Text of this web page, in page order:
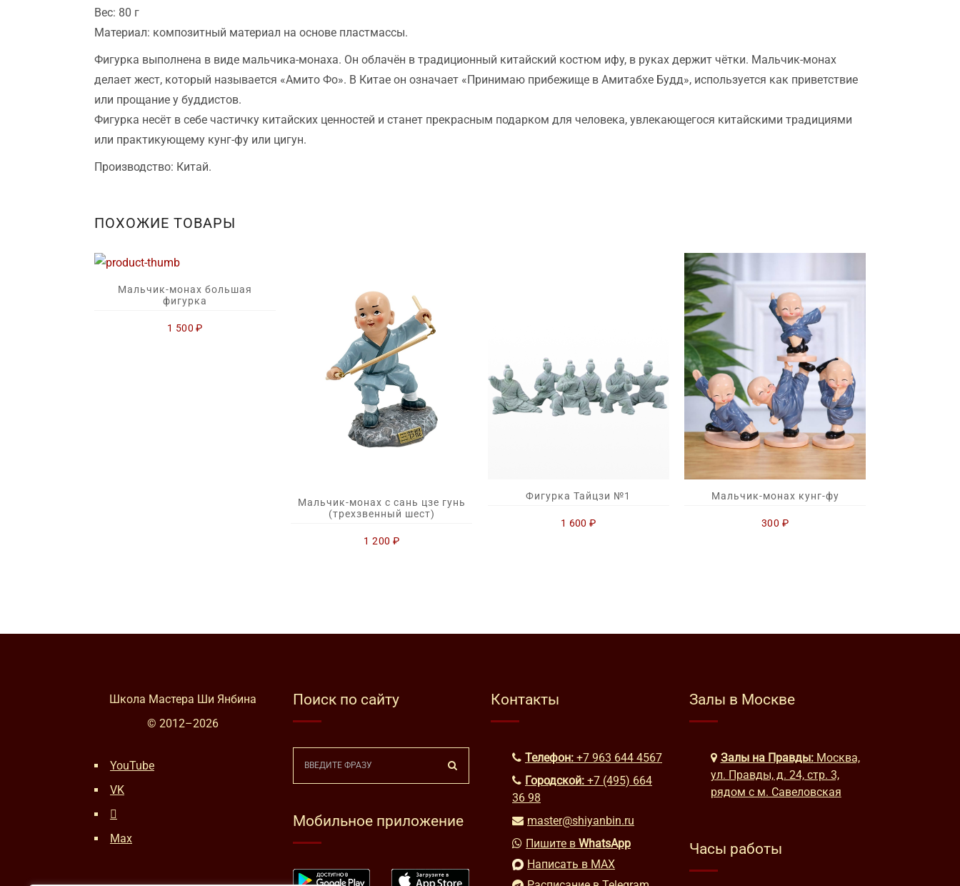
Вес: 80 г
Материал: композитный материал на основе пластмассы.
Фигурка выполнена в виде мальчика-монаха. Он облачён в традиционный китайский костюм ифу, в руках держит чётки. Мальчик-монах
делает жест, который называется «Амито Фо». В Китае он означает «Принимаю прибежище в Амитабхе Будд», используется как приветствие
или прощание у буддистов.
Фигурка несёт в себе частичку китайских ценностей и станет прекрасным подарком для человека, увлекающегося китайскими традициями
или практикующему кунг-фу или цигун.
Производство: Китай.
ПОХОЖИЕ ТОВАРЫ
Мальчик-монах большая
фигурка
1 500₽
Мальчик-монах с сань цзе гунь
(трехзвенный шест)
1 200 ₽
Фигурка Тайцзи №1
1 600₽
Мальчик-монах кунг-фу
300 ₽
Школа Мастера Ши Янбина
© 2012–2026
YouTube
VK
Max
Поиск по сайту
Мобильное приложение
Контакты
Телефон: +7 963 644 4567
Городской: +7 (495) 664
36 98
master@shiyanbin.ru
Пишите в WhatsApp
Написать в MAX
Залы в Москве
Залы на Правды: Москва,
ул. Правды, д. 24, стр. 3,
рядом с м. Савеловская
Часы работы